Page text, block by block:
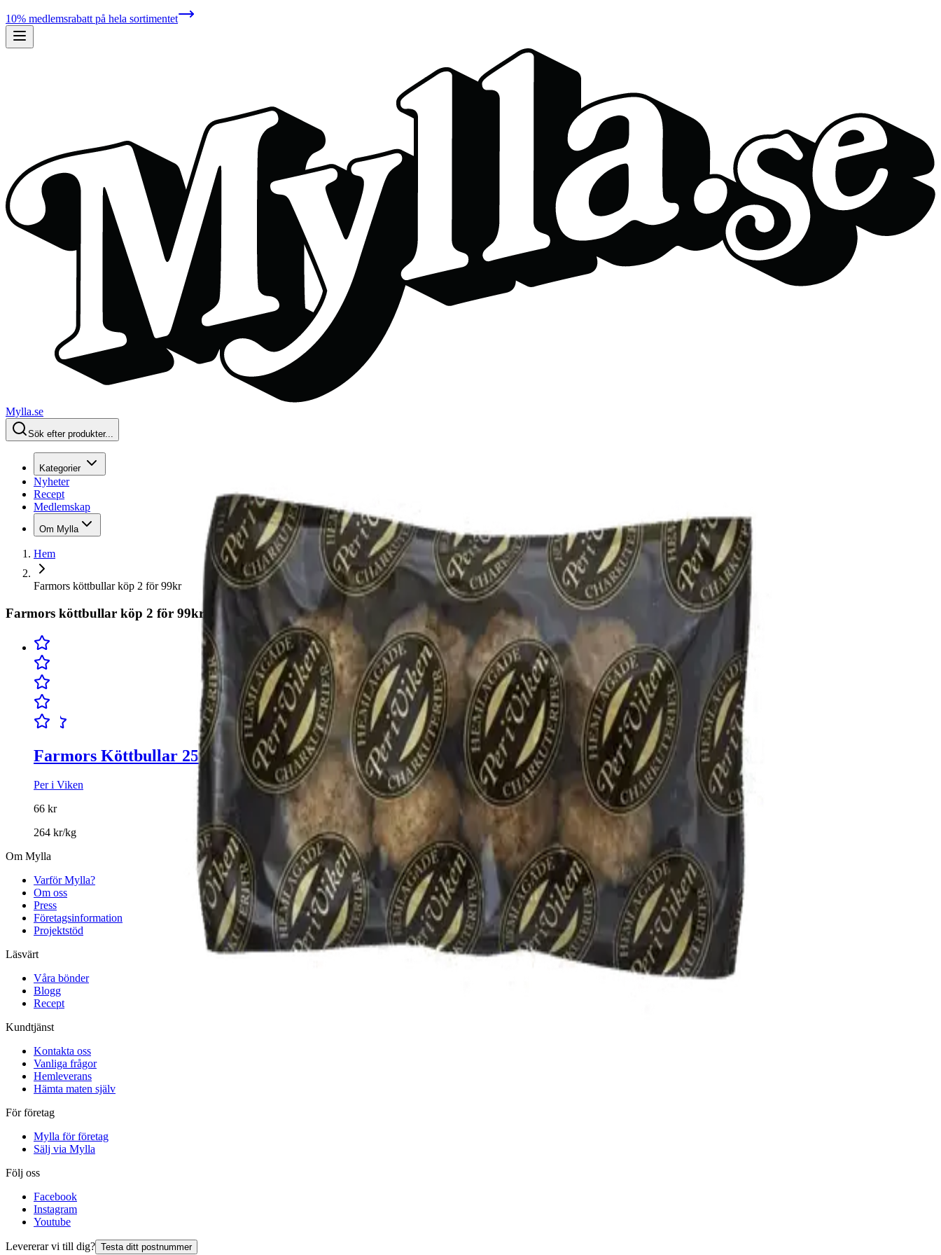
10% medlemsrabatt på hela sortimentet
Mylla.se
Sök efter produkter...
Kategorier
Nyheter
Recept
Medlemskap
Om Mylla
Hem
Farmors köttbullar köp 2 för 99kr
Farmors köttbullar köp 2 för 99kr
Farmors Köttbullar 250g
Per i Viken
66 kr
264 kr/kg
Om Mylla
Varför Mylla?
Om oss
Press
Företagsinformation
Projektstöd
Läsvärt
Våra bönder
Blogg
Recept
Kundtjänst
Kontakta oss
Vanliga frågor
Hemleverans
Hämta maten själv
För företag
Mylla för företag
Sälj via Mylla
Följ oss
Facebook
Instagram
Youtube
Levererar vi till dig? Testa ditt postnummer